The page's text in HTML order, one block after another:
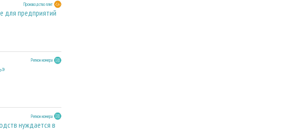
Производство плит
для предприятий
Регион номера
Регион номера
нуждается в